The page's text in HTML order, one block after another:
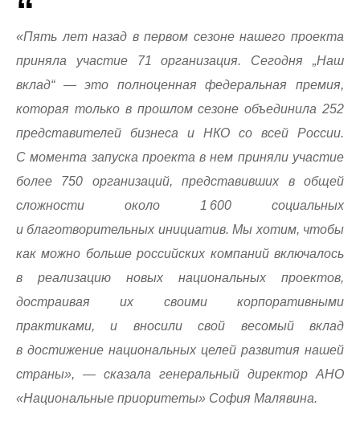
«Пять лет назад в первом сезоне нашего проекта
приняла участие 71 организация. Сегодня „Наш
вклад“ — это полноценная федеральная премия,
которая только в прошлом сезоне объединила 252
представителей бизнеса и НКО со всей России.
С момента запуска проекта в нем приняли участие
более 750 организаций, представивших в общей
сложности около 1 600 социальных
и благотворительных инициатив. Мы хотим, чтобы
как можно больше российских компаний включалось
в реализацию новых национальных проектов,
достраивая их своими корпоративными
практиками, и вносили свой весомый вклад
в достижение национальных целей развития нашей
страны», — сказала генеральный директор АНО
«Национальные приоритеты» София Малявина.